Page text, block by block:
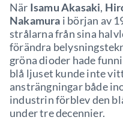
När Isamu Akasaki,
Nakamura i början av
strålarna från sina
förändra
gröna dioder hade
blå ljuset kunde inte
ansträngningar både
industrin förblev den
under tre decennier.